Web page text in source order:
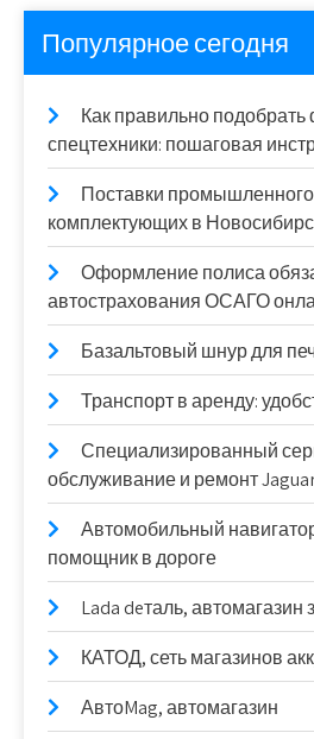
Популярное сегодня
Как правильно подобрать
спецтехники: пошаговая
Поставки
комплектующих в
Оформление полиса
автострахования ОСАГО
Базальтовый шнур для
Транспорт в аренду:
Специализированный
обслуживание и ремонт
Автомобильный
помощник в дороге
Lada deталь, автомагазин
КАТОД, сеть магазинов
АвтоMag, автомагазин